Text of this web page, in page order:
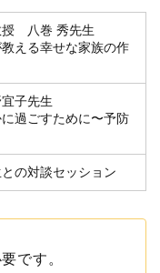
授 八巻 秀先生
教える幸せな家族の作
子先生
に過ごすために〜予防
の対談セッション
です。